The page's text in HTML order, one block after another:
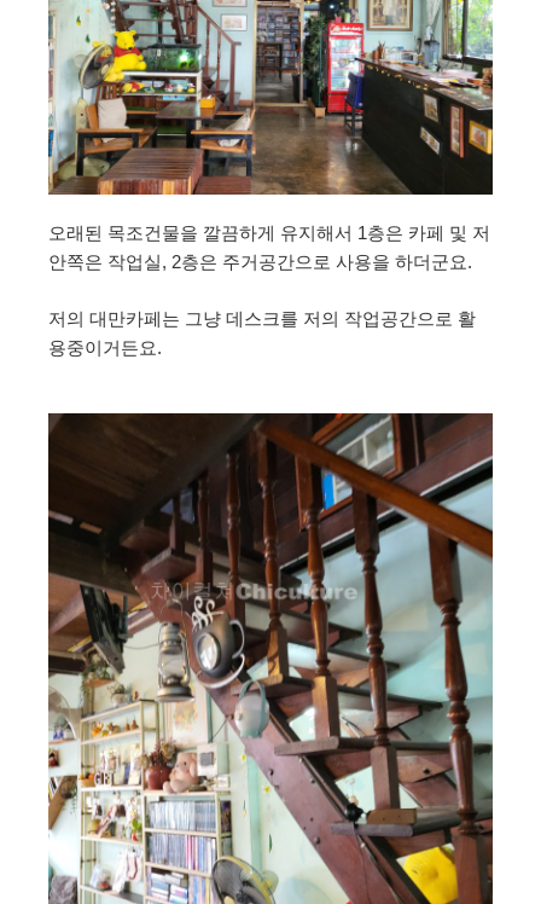
오래된 목조건물을 깔끔하게 유지해서 1층은 카페 및 저
안쪽은 작업실, 2층은 주거공간으로 사용을 하더군요.
저의 대만카페는 그냥 데스크를 저의 작업공간으로 활
용중이거든요.